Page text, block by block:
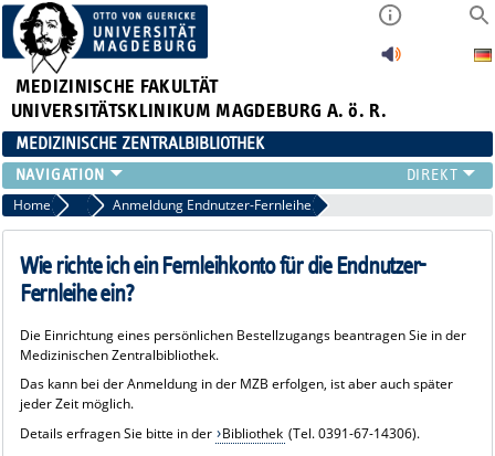
MEDIZINISCHE FAKULTÄT
UNIVERSITÄTSKLINIKUM MAGDEBURG A. ö. R.
MEDIZINISCHE ZENTRALBIBLIOTHEK
LITERATURSUCHE
SERVICE
INFORMATIONSKOMPETENZ
AKTUELLES
NEU HIER?
Home FAQ Fernleihe
Anmeldung Endnutzer-Fernleihe
Wie richte ich ein Fernleihkonto für die Endnutzer-
Fernleihe ein?
Die Einrichtung eines persönlichen Bestellzugangs beantragen Sie in der
Medizinischen Zentralbibliothek.
Das kann bei der Anmeldung in der MZB erfolgen, ist aber auch später
jeder Zeit möglich.
Details erfragen Sie bitte in der Bibliothek (Tel. 0391-67-14306).